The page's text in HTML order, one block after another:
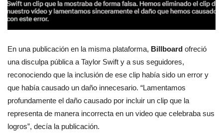
En una publicación en la misma plataforma, Billboard ofreció
una disculpa pública a Taylor Swift y a sus seguidores,
reconociendo que la inclusión de ese clip había sido un error y
que había causado un daño innecesario. “Lamentamos
profundamente el daño causado por incluir un clip que la
representa de manera incorrecta en un video que celebraba sus
logros”, decía la publicación.